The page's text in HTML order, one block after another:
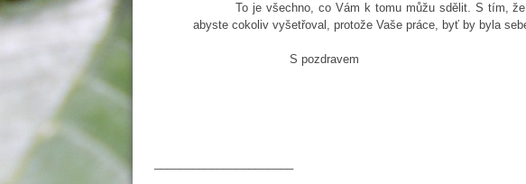
To je všechno, co Vám k tomu můžu sdělit. S tím,
abyste cokoliv vyšetřoval, protože Vaše práce, byť by byla
S pozdravem